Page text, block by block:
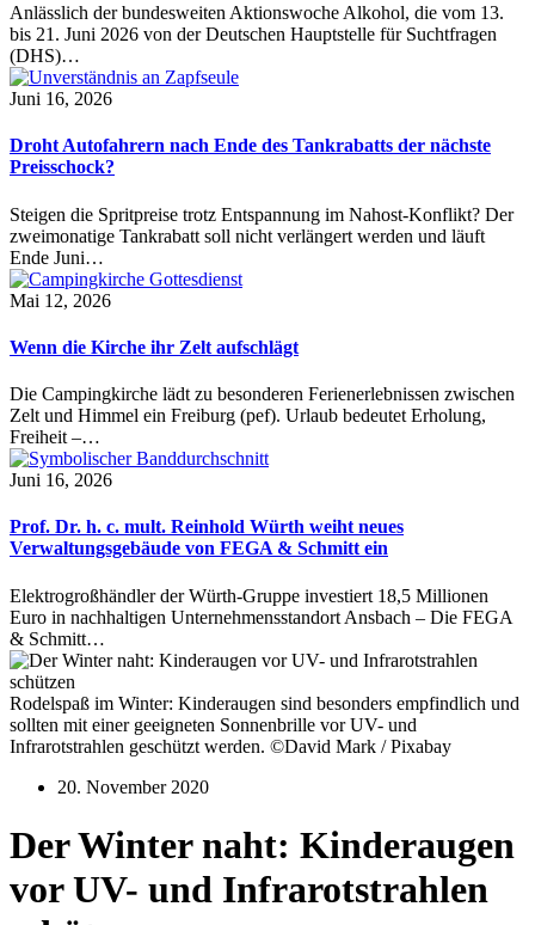
Anlässlich der bundesweiten Aktionswoche Alkohol, die vom 13.
bis 21. Juni 2026 von der Deutschen Hauptstelle für Suchtfragen
(DHS)…
Juni 16, 2026
Droht Autofahrern nach Ende des Tankrabatts der nächste
Preisschock?
Steigen die Spritpreise trotz Entspannung im Nahost-Konflikt? Der
zweimonatige Tankrabatt soll nicht verlängert werden und läuft
Ende Juni…
Mai 12, 2026
Wenn die Kirche ihr Zelt aufschlägt
Die Campingkirche lädt zu besonderen Ferienerlebnissen zwischen
Zelt und Himmel ein Freiburg (pef). Urlaub bedeutet Erholung,
Freiheit –…
Juni 16, 2026
Prof. Dr. h. c. mult. Reinhold Würth weiht neues
Verwaltungsgebäude von FEGA & Schmitt ein
Elektrogroßhändler der Würth-Gruppe investiert 18,5 Millionen
Euro in nachhaltigen Unternehmensstandort Ansbach – Die FEGA
& Schmitt…
Rodelspaß im Winter: Kinderaugen sind besonders empfindlich und
sollten mit einer geeigneten Sonnenbrille vor UV- und
Infrarotstrahlen geschützt werden. ©David Mark / Pixabay
20. November 2020
Der Winter naht: Kinderaugen
vor UV- und Infrarotstrahlen